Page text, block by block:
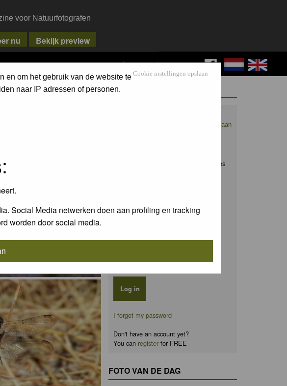
voor Natuurfotografen
CONTACT FAQ SEARCH LOG IN
Cookie instellingen opslaan
en om het gebruik van de website te
naar IP adressen of personen.
Social Media netwerken doen aan profiling en tracking
worden door social media.
WELCOME GUEST
Maak nu een account aan
anderen en leer en praat mee over alles
Remember me
I forgot my password
Don't have an account yet?
You can registerfor FREE
FOTO VAN DE DAG